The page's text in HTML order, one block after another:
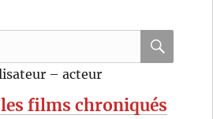
– acteur
films chroniqués